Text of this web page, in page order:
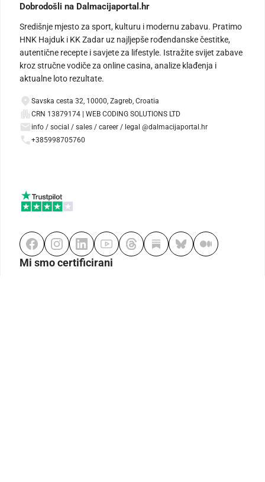
Dobrodošli na Dalmacijaportal.hr
Središnje mjesto za sport, kulturu i modernu zabavu. Pratimo
HNK Hajduk i KK Zadar uz najljepše rođendanske čestitke,
autentične recepte i savjete za lifestyle. Istražite svijet zabave
kroz stručne vodiče za online casina, analize klađenja i
aktualne loto rezultate.
Savska cesta 32, 10000, Zagreb, Croatia
CRN 13879174 | WEB CODING SOLUTIONS LTD
info / social / sales / career / legal @dalmacijaportal.hr
+385998705760
Mi smo certificirani